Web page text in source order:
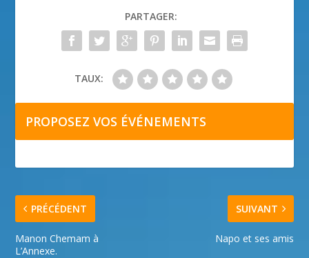
PARTAGER:
TAUX:
PROPOSEZ VOS ÉVÉNEMENTS
PRÉCÉDENT
Manon Chemam à
L’Annexe.
SUIVANT
Napo et ses amis